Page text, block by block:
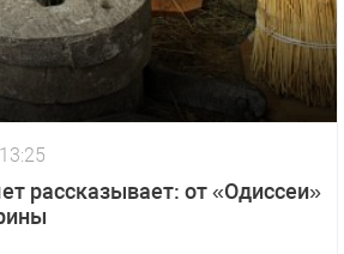
рассказывает: от «Одиссеи»